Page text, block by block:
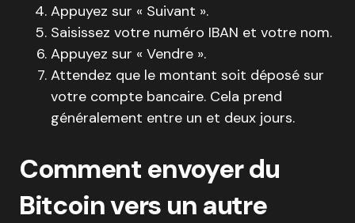
Appuyez sur « Suivant ».
Saisissez votre numéro IBAN et votre nom.
Appuyez sur « Vendre ».
Attendez que le montant soit déposé sur
votre compte bancaire. Cela prend
généralement entre un et deux jours.
Comment envoyer du
Bitcoin vers un autre